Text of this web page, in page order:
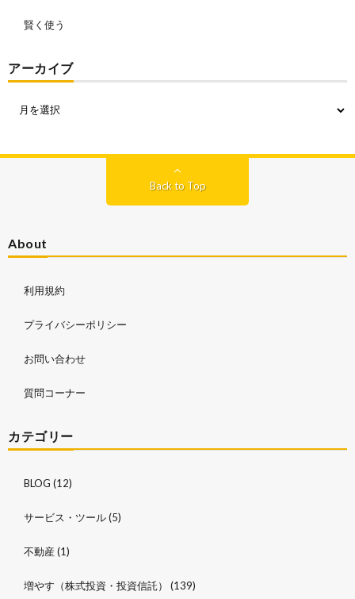
賢く使う
アーカイブ
Back to Top
About
利用規約
プライバシーポリシー
お問い合わせ
質問コーナー
カテゴリー
BLOG (12)
サービス・ツール(5)
不動産(1)
増やす（株式投資・投資信託）
(139)